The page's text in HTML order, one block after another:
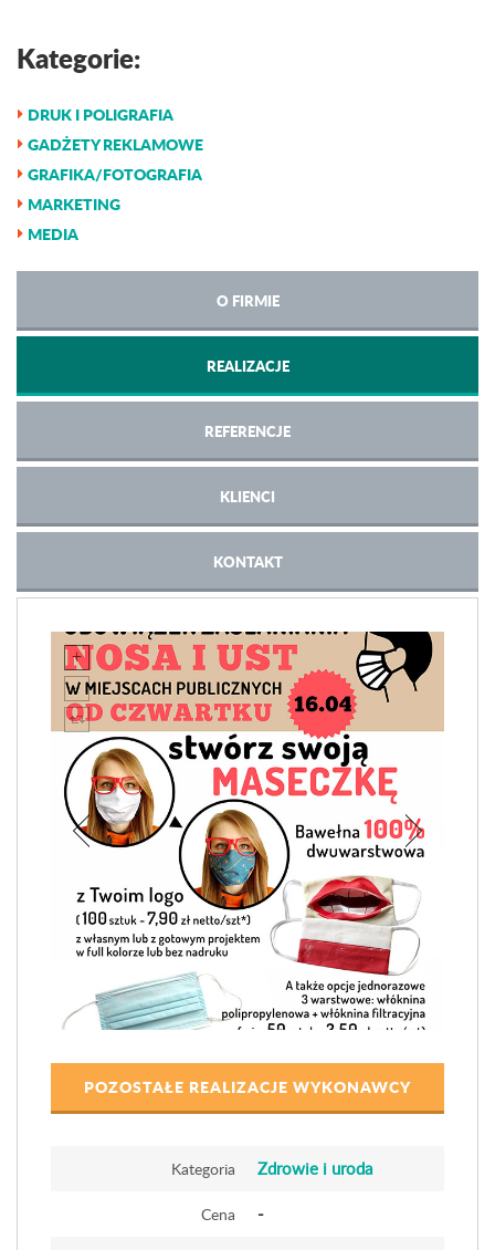
Kategorie:
DRUK I POLIGRAFIA
GADŻETY REKLAMOWE
GRAFIKA/FOTOGRAFIA
MARKETING
MEDIA
O FIRMIE
REALIZACJE
REFERENCJE
KLIENCI
KONTAKT
POZOSTAŁE REALIZACJE WYKONAWCY
Kategoria Zdrowie i uroda
Cena -